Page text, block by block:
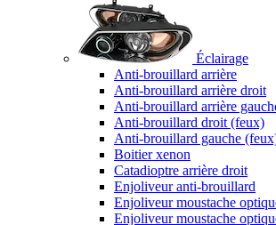
Éclairage
Anti-brouillard arrière
Anti-brouillard arrière droit
Anti-brouillard arrière
Anti-brouillard droit (feux)
Anti-brouillard gauche
Boitier xenon
Catadioptre arrière droit
Enjoliveur anti-brouillard
Enjoliveur moustache
Enjoliveur moustache